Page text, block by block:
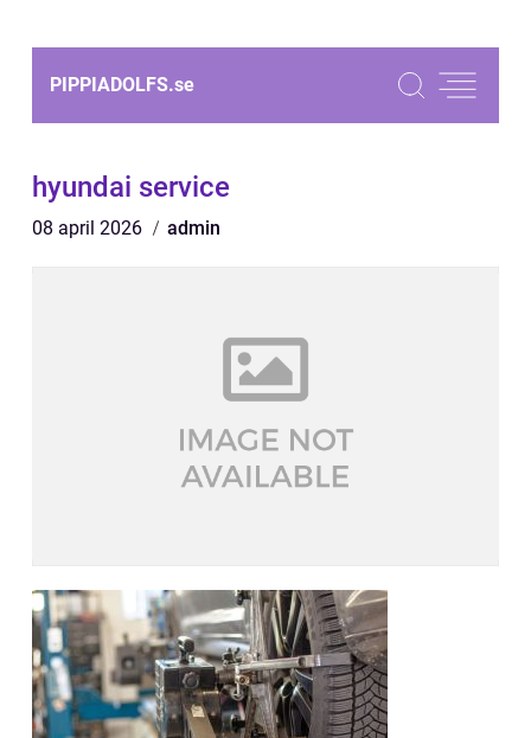
PIPPIADOLFS.se
hyundai service
08 april 2026 admin